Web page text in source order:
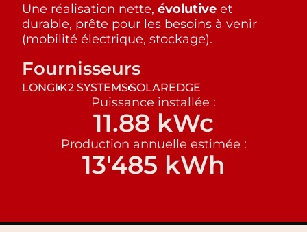
Une réalisation nette, évolutive et
durable, prête pour les besoins à venir
(mobilité électrique, stockage).
Fournisseurs
LONGI K2 SYSTEMSSOLAREDGE
Puissance installée :
11.88 kWc
Production annuelle estimée :
13'485 kWh